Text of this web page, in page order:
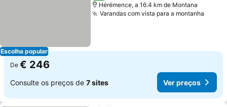
Escolha popular
Hérémence, a 16.4 km de Montana
Varandas com vista para a montanha
De € 246
Consulte os preços de 7 sites Ver preços